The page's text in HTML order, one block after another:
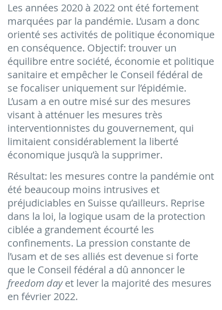
Les années 2020 à 2022 ont été fortement
marquées par la pandémie. L’usam a donc
orienté ses activités de politique économique
en conséquence. Objectif: trouver un
équilibre entre société, économie et politique
sanitaire et empêcher le Conseil fédéral de
se focaliser uniquement sur l’épidémie.
L’usam a en outre misé sur des mesures
visant à atténuer les mesures très
interventionnistes du gouvernement, qui
limitaient considérablement la liberté
économique jusqu’à la supprimer.
Résultat: les mesures contre la pandémie ont
été beaucoup moins intrusives et
préjudiciables en Suisse qu’ailleurs. Reprise
dans la loi, la logique usam de la protection
ciblée a grandement écourté les
confinements. La pression constante de
l’usam et de ses alliés est devenue si forte
que le Conseil fédéral a dû annoncer le
freedom dayet lever la majorité des mesures
en février 2022.